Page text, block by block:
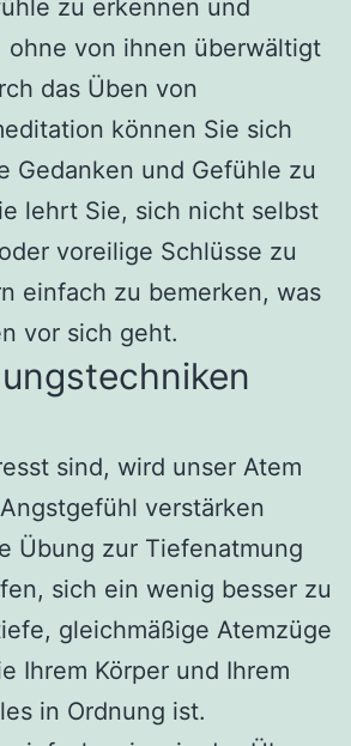
zu erkennen und
ohne von ihnen überwältigt
das Üben von
können Sie sich
Gedanken und Gefühle zu
lehrt Sie, sich nicht selbst
voreilige Schlüsse zu
einfach zu bemerken, was
vor sich geht.
sind, wird unser Atem
verstärken
Übung zur Tiefenatmung
sich ein wenig besser zu
gleichmäßige Atemzüge
Ihrem Körper und Ihrem
in Ordnung ist.